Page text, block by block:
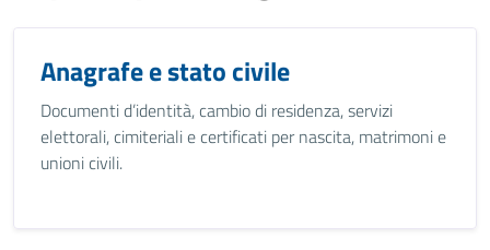
Anagrafe e stato civile
Documenti d’identità, cambio di residenza, servizi
elettorali, cimiteriali e certificati per nascita, matrimoni e
unioni civili.